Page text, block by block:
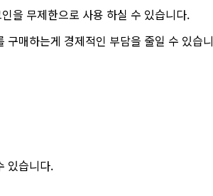
을 무제한으로 사용 하실 수 있습니다.
매하는게 경제적인 부담을 줄일 수 있습니
있습니다.